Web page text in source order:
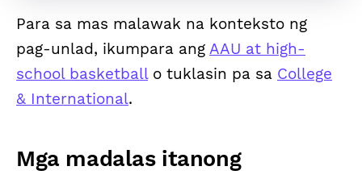
Para sa mas malawak na konteksto ng
pag-unlad, ikumpara ang AAU at high-
school basketballo tuklasin pa sa College
& International.
Mga madalas itanong